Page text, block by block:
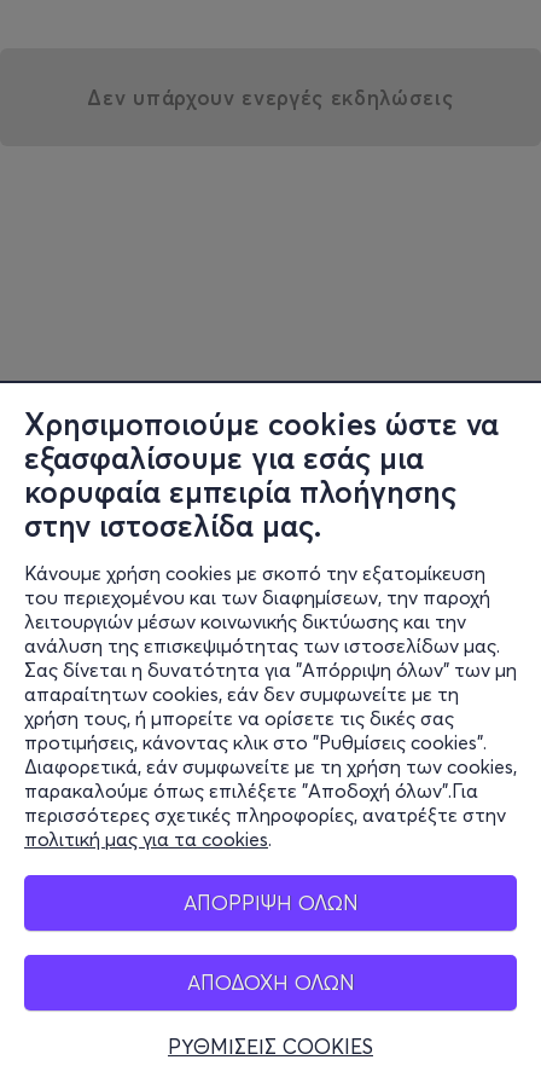
Χρησιμοποιούμε cookies ώστε να
εξασφαλίσουμε για εσάς μια
κορυφαία εμπειρία πλοήγησης
στην ιστοσελίδα μας.
Κάνουμε χρήση cookies με σκοπό την εξατομίκευση
του περιεχομένου και των διαφημίσεων, την παροχή
λειτουργιών μέσων κοινωνικής δικτύωσης και την
ανάλυση της επισκεψιμότητας των ιστοσελίδων μας.
Σας δίνεται η δυνατότητα για "Απόρριψη όλων" των μη
απαραίτητων cookies, εάν δεν συμφωνείτε με τη
χρήση τους, ή μπορείτε να ορίσετε τις δικές σας
προτιμήσεις, κάνοντας κλικ στο "Ρυθμίσεις cookies".
Διαφορετικά, εάν συμφωνείτε με τη χρήση των cookies,
παρακαλούμε όπως επιλέξετε "Αποδοχή όλων".Για
περισσότερες σχετικές πληροφορίες, ανατρέξτε στην
πολιτική μας για τα cookies.
ΑΠΟΡΡΙΨΗ ΟΛΩΝ
ΑΠΟΔΟΧΗ ΟΛΩΝ
ΡΥΘΜΙΣΕΙΣ COOKIES
Δεν υπάρχουν ενεργές εκδηλώσεις